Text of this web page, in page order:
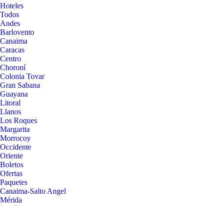
Hoteles
Todos
Andes
Barlovento
Canaima
Caracas
Centro
Choroní
Colonia Tovar
Gran Sabana
Guayana
Litoral
Llanos
Los Roques
Margarita
Morrocoy
Occidente
Oriente
Boletos
Ofertas
Paquetes
Canaima-Salto Angel
Mérida